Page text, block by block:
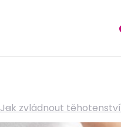
Jak zvládnout těhotenství